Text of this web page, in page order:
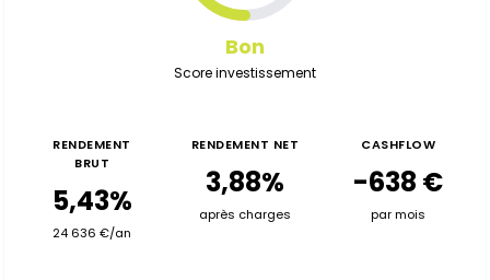
Bon
Score investissement
RENDEMENT
BRUT
5,43%
24 636 €/an
RENDEMENT NET
3,88%
après charges
CASHFLOW
-638 €
par mois